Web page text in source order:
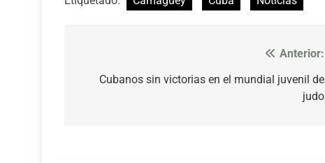
Anterior:
Cubanos sin victorias en el mundial juvenil de
judo